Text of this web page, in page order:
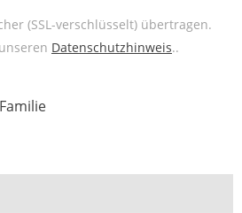
(SSL-verschlüsselt) übertragen.
Datenschutzhinweis..
Familie